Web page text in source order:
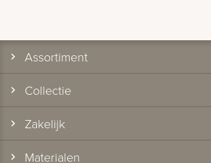
Assortiment
Collectie
Zakelijk
Materialen